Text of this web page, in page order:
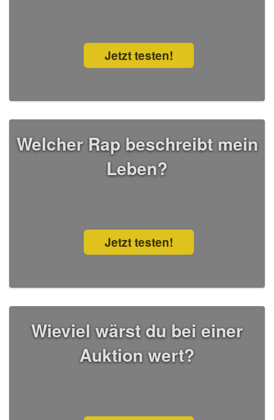
Jetzt testen!
Welcher Rap beschreibt mein
Leben?
Jetzt testen!
Wieviel wärst du bei einer
Auktion wert?